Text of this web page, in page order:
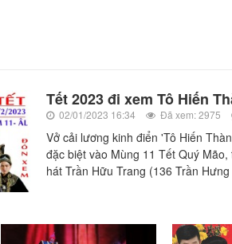
Tết 2023 đi xem Tô Hiến
02/01/2023 16:34 Đã xem: 2975
Vở cải lương kinh điển 'Tô Hiến
đặc biệt vào Mùng 11 Tết Quý
hát Trần Hữu Trang (136 Trần